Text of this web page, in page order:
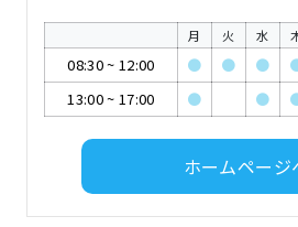
月 火 水
08:30~ 12:00 ● ● ●
13:00~ 17:00 ● ●
ホームページ